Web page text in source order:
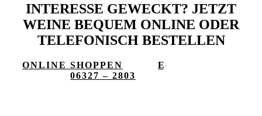
INTERESSE GEWECKT? JETZT
WEINE BEQUEM ONLINE ODER
TELEFONISCH BESTELLEN
ONLINE SHOPPEN
E-
06327 – 2803